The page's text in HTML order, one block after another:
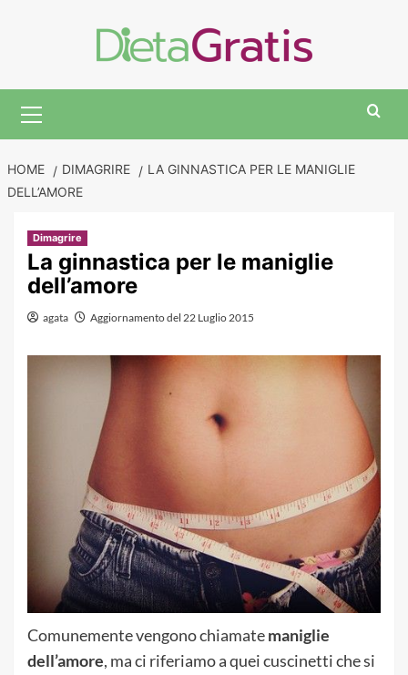
Menu
HOME DIMAGRIRE
LA GINNASTICA PER LE MANIGLIE
DELL’AMORE
Dimagrire
La ginnastica per le maniglie
dell’amore
agata Aggiornamento del 22 Luglio 2015
Comunemente vengono chiamatemaniglie
dell’amore, ma ci riferiamo a quei cuscinetti che si